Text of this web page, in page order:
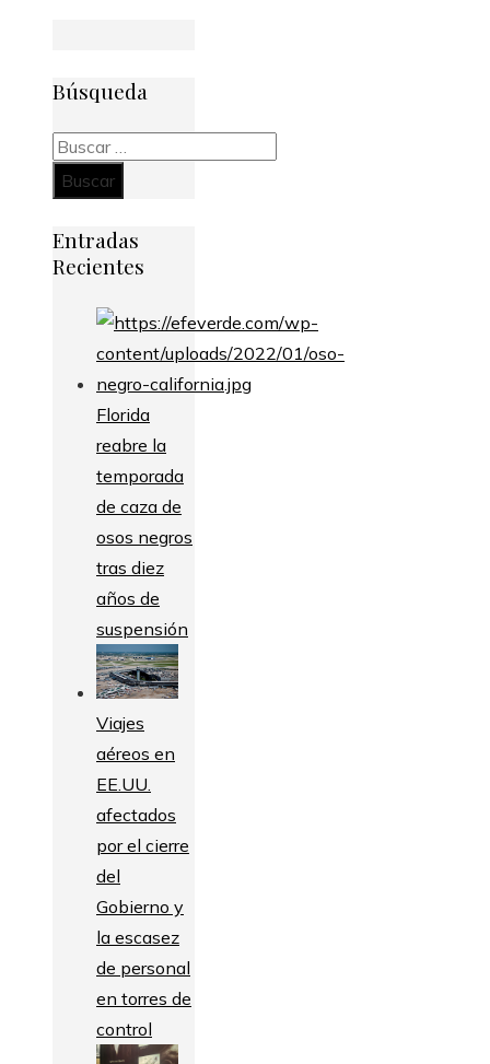
Búsqueda
Buscar:
Entradas
Recientes
Florida
reabre la
temporada
de caza de
osos negros
tras diez
años de
suspensión
Viajes
aéreos en
EE.UU.
afectados
por el cierre
del
Gobierno y
la escasez
de personal
en torres de
control